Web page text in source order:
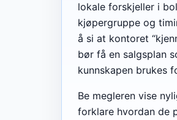
lokale forskjeller i
kjøpergruppe og
å si at kontoret
bør få en salgsplan
kunnskapen brukes
Be megleren vise
forklare hvordan de